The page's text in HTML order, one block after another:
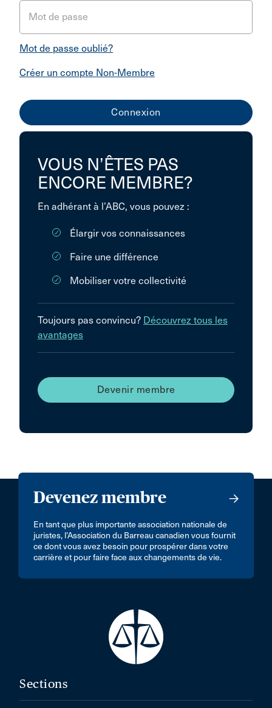
Mot de passe
Mot de passe oublié?
Créer un compte Non-Membre
VOUS N’ÊTES PAS
ENCORE MEMBRE?
En adhérant à l’ABC, vous pouvez :
Élargir vos connaissances
Faire une différence
Mobiliser votre collectivité
Toujours pas convincu? Découvrez tous les
avantages
Devenir membre
Devenez membre
En tant que plus importante association nationale de
juristes, l’Association du Barreau canadien vous fournit
ce dont vous avez besoin pour prospérer dans votre
carrière et pour faire face aux changements de vie.
Sections